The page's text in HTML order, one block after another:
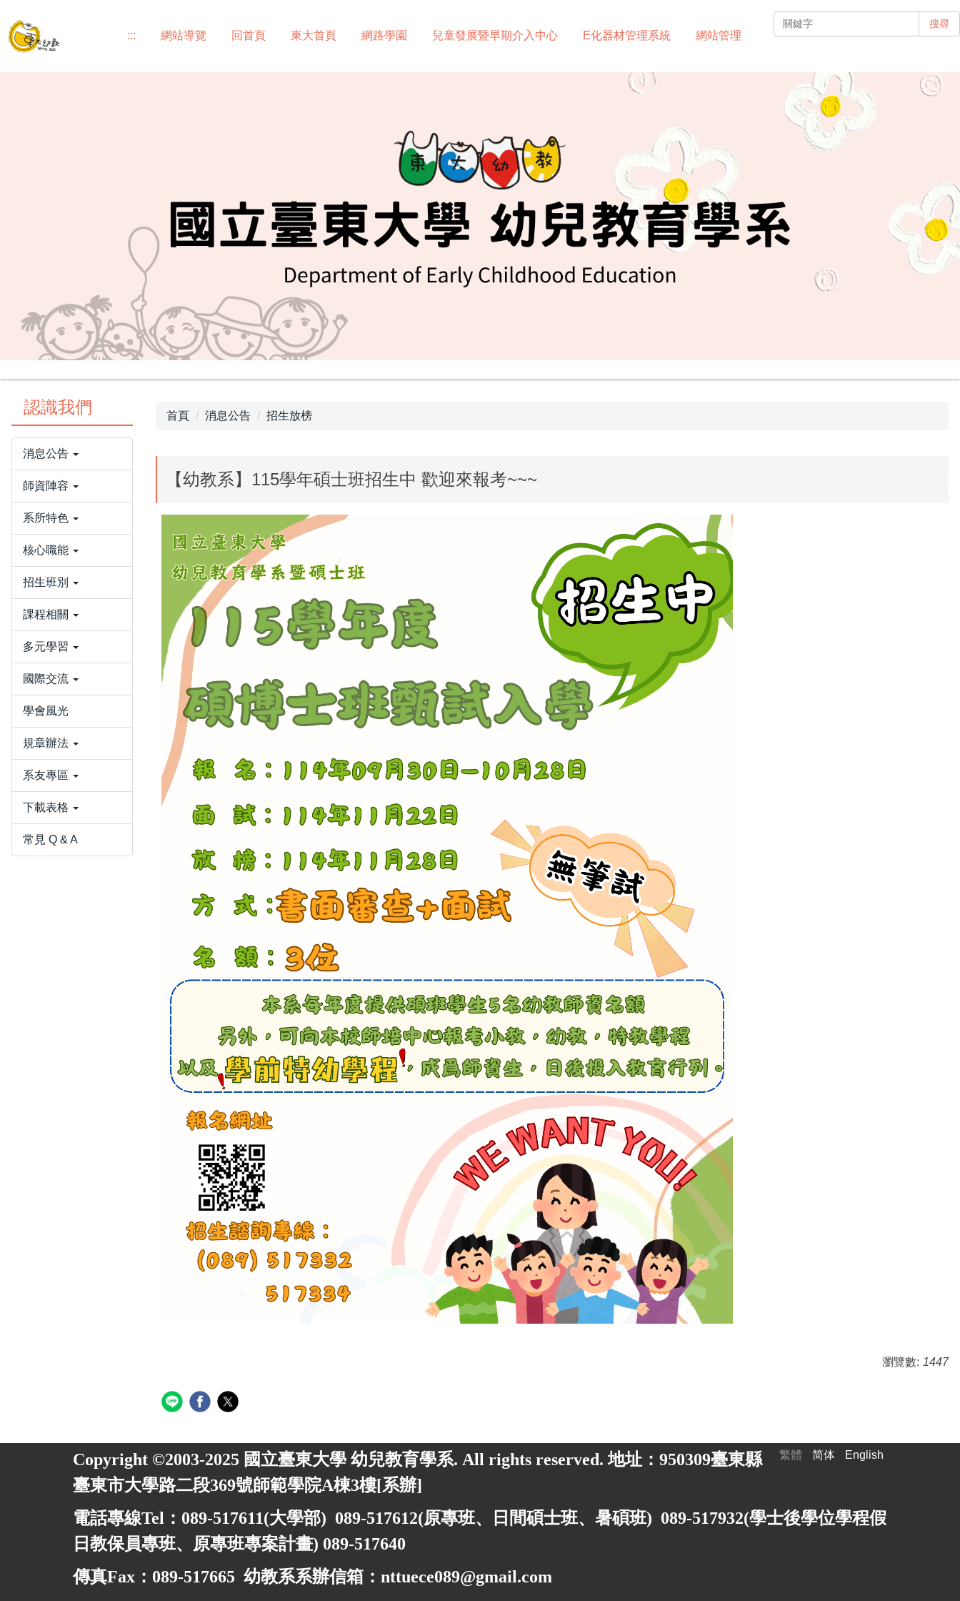
到
主
搜尋
::: 網站導覽 回首頁 東大首頁 網路學園 兒童發展暨早期介入中心 E化器材管理系統 網站管理
認識我們
消息公告
師資陣容
系所特色
核心職能
招生班別
課程相關
多元學習
國際交流
學會風光
規章辦法
系友專區
下載表格
常見 Q & A
首頁 消息公告 招生放榜
【幼教系】115學年碩士班招生中 歡迎來報考~~~
瀏覽數: 1447
繁體 简体 English
Copyright ©2003-2025 國立臺東大學 幼兒教育學系. All rights reserved. 地址：950309臺東縣
臺東市大學路二段369號師範學院A棟3樓[系辦]
電話專線Tel：089-517611(大學部) 089-517612(原專班、日間碩士班、暑碩班) 089-517932(學士後學位學程假
日教保員專班、 原專班專案計畫) 089-517640
傳真Fax：089-517665 幼教系系辦信箱：nttuece089@gmail.com